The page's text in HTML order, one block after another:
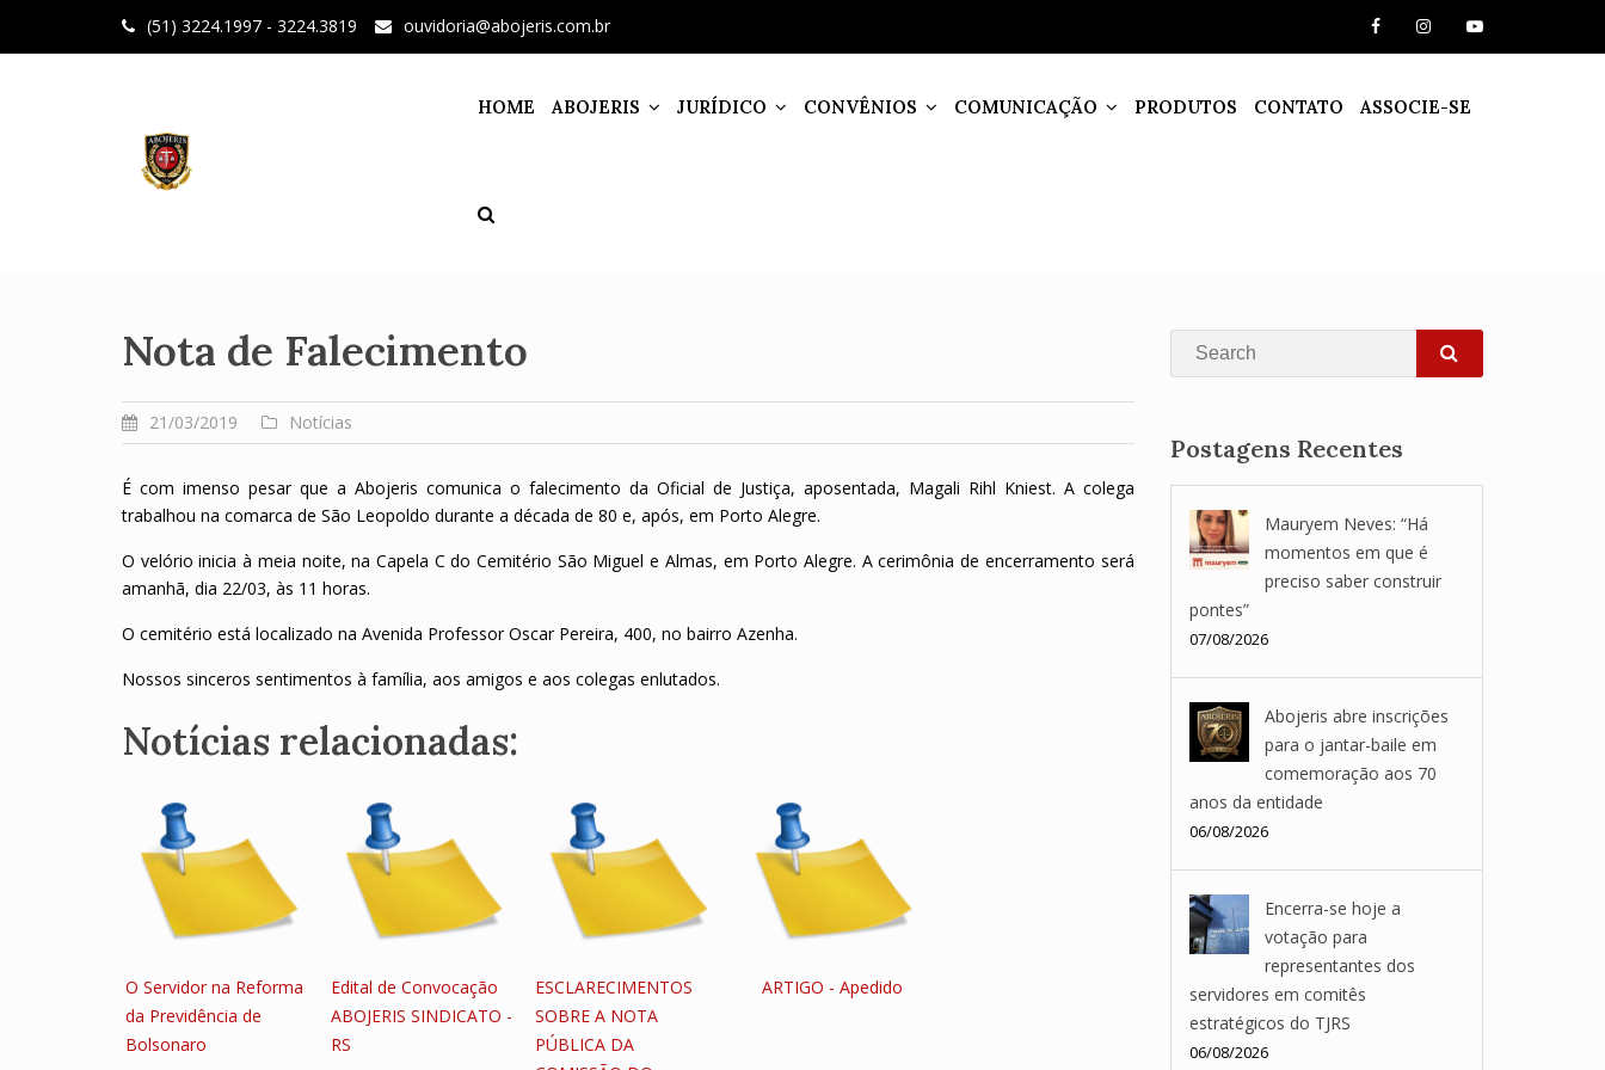
(51) 3224.1997 - 3224.3819 ouvidoria@abojeris.com.br
HOME ABOJERIS JURÍDICO CONVÊNIOS COMUNICAÇÃO PRODUTOS CONTATO ASSOCIE-SE
Nota de Falecimento
21/03/2019 Notícias
É com imenso pesar que a Abojeris comunica o falecimento da Oficial de Justiça, aposentada, Magali Rihl Kniest. A colega
trabalhou na comarca de São Leopoldo durante a década de 80 e, após, em Porto Alegre.
O velório inicia à meia noite, na Capela C do Cemitério São Miguel e Almas, em Porto Alegre. A cerimônia de encerramento será
amanhã, dia 22/03, às 11 horas.
O cemitério está localizado na Avenida Professor Oscar Pereira, 400, no bairro Azenha.
Nossos sinceros sentimentos à família, aos amigos e aos colegas enlutados.
Notícias relacionadas:
O Servidor na Reforma
da Previdência de
Bolsonaro
Edital de Convocação
ABOJERIS SINDICATO -
RS
ESCLARECIMENTOS
SOBRE A NOTA
PÚBLICA DA
ARTIGO - Apedido
Search
SEARCH
Postagens Recentes
Mauryem Neves: “Há
momentos em que é
preciso saber construir
pontes”
07/08/2026
Abojeris abre inscrições
para o jantar-baile em
comemoração aos 70
anos da entidade
06/08/2026
Encerra-se hoje a
votação para
representantes dos
servidores em comitês
estratégicos do TJRS
06/08/2026